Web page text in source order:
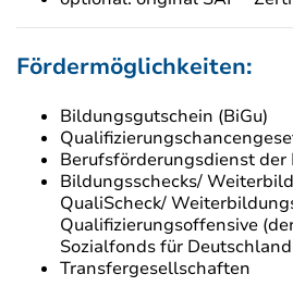
Fördermöglichkeiten:
Bildungsgutschein (BiGu)
Berufsförderungsdienst der
Bildungsschecks/
QualiScheck/
Qualifizierungsoffensive
Sozialfonds für
Transfergesellschaften